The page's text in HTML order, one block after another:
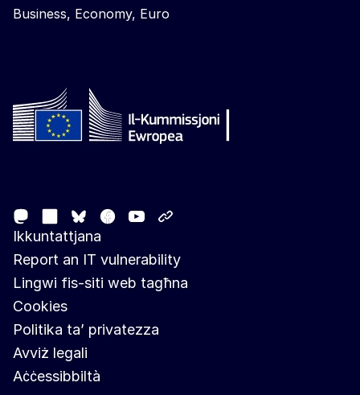
Business, Economy, Euro
MastodonLinkedIn
Bluesky
Facebook
Youtube
Ikkuntattjana
Report an IT vulnerability
Lingwi fis-siti web tagħna
Cookies
Politika ta’ privatezza
Avviż legali
Aċċessibbiltà